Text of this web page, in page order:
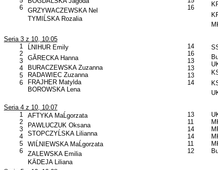
6
GRZYWACZEWSKA Nel
TYMIĹSKA Rozalia
16
Seria 3 z 10, 10:05
1
2
3
4
5
6
ĹNIHUR Emily
GĂRECKA Hanna
BURACZEWSKA Zuzanna
RADAWIEC Zuzanna
FRAJHER Matylda
BOROWSKA Lena
14
16
13
13
13
14
Seria 4 z 10, 10:07
1
2
3
4
5
6
AFTYKA MaĹgorzata
PAWLUCZUK Oksana
STOPCZYĹSKA Lilianna
WIĹNIEWSKA MaĹgorzata
ZALEWSKA Emilia
KÄDEJA Liliana
13
11
14
14
11
12